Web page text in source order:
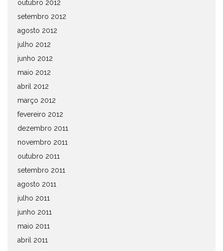
outubro 2012
setembro 2012
agosto 2012
julho 2012
junho 2012
maio 2012
abril 2012
março 2012
fevereiro 2012
dezembro 2011
novembro 2011
outubro 2011
setembro 2011
agosto 2011
julho 2011
junho 2011
maio 2011
abril 2011